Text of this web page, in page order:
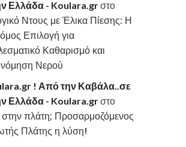
Ελλάδα - Koulara.grστο
Ντους με Έλικα Πίεσης: Η
Επιλογή για
Καθαρισμό και
Νερού
! Από την Καβάλα..σε
Ελλάδα - Koulara.grστο
πλάτη; Προσαρμοζόμενος
Πλάτης η λύση!